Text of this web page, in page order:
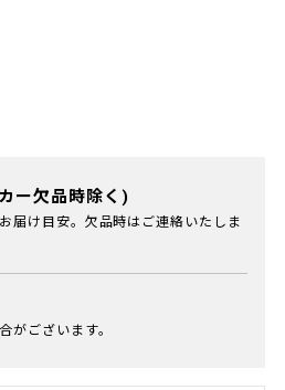
ー欠品時除く)
届け目安。欠品時はご連絡いたしま
がございます。